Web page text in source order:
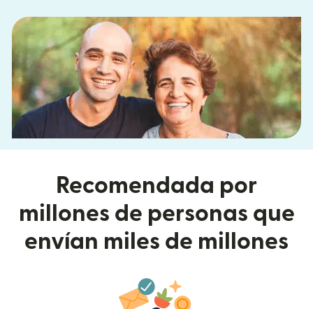
Recomendada por
millones de personas que
envían miles de millones